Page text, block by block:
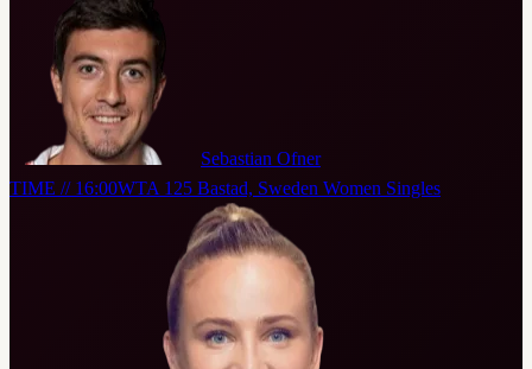
Sebastian Ofner
TIME // 16:00WTA 125 Bastad, Sweden Women Singles